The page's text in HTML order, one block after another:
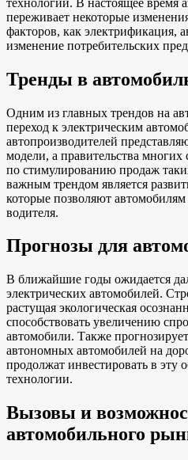
переживает некоторые
факторов, как электрификация,
изменение потребительских
Тренды в
Одним из главных трендов на
переход к электрическим
автопроизводителей
модели, а правительства
по стимулированию продаж
важным трендом является
которые позволяют автомобилям
водителя.
Прогнозы для
В ближайшие годы ожидается
электрических автомобилей.
растущая экологическая
способствовать увеличению
автомобили. Также
автономных автомобилей на
продолжат инвестировать в эту
технологии.
Вызовы и
автомобильного